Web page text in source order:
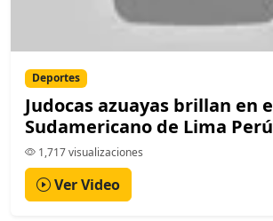
Deportes
Judocas azuayas brillan en
Sudamericano de Lima Perú
1,717 visualizaciones
Ver Video